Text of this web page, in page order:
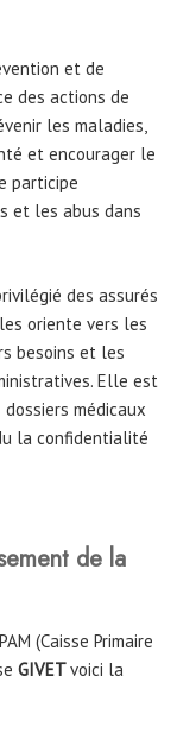
et de
des actions de
les maladies,
et encourager le
participe
et les abus dans
des assurés
oriente vers les
besoins et les
Elle est
médicaux
la confidentialité
de la
(Caisse Primaire
GIVETvoici la